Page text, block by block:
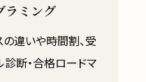
ラミング
違いや時間割、受
断・合格ロードマ